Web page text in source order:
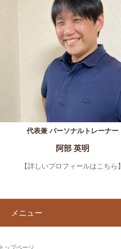
代表兼 パーソナルトレーナー
阿部 英明
【詳しいプロフィールはこちら】
メニュー
トップページ